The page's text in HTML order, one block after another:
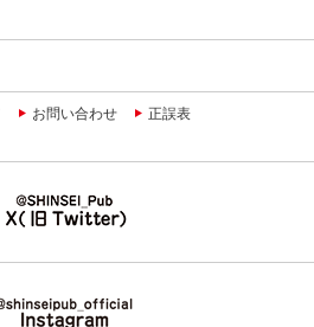
お問い合わせ
正誤表